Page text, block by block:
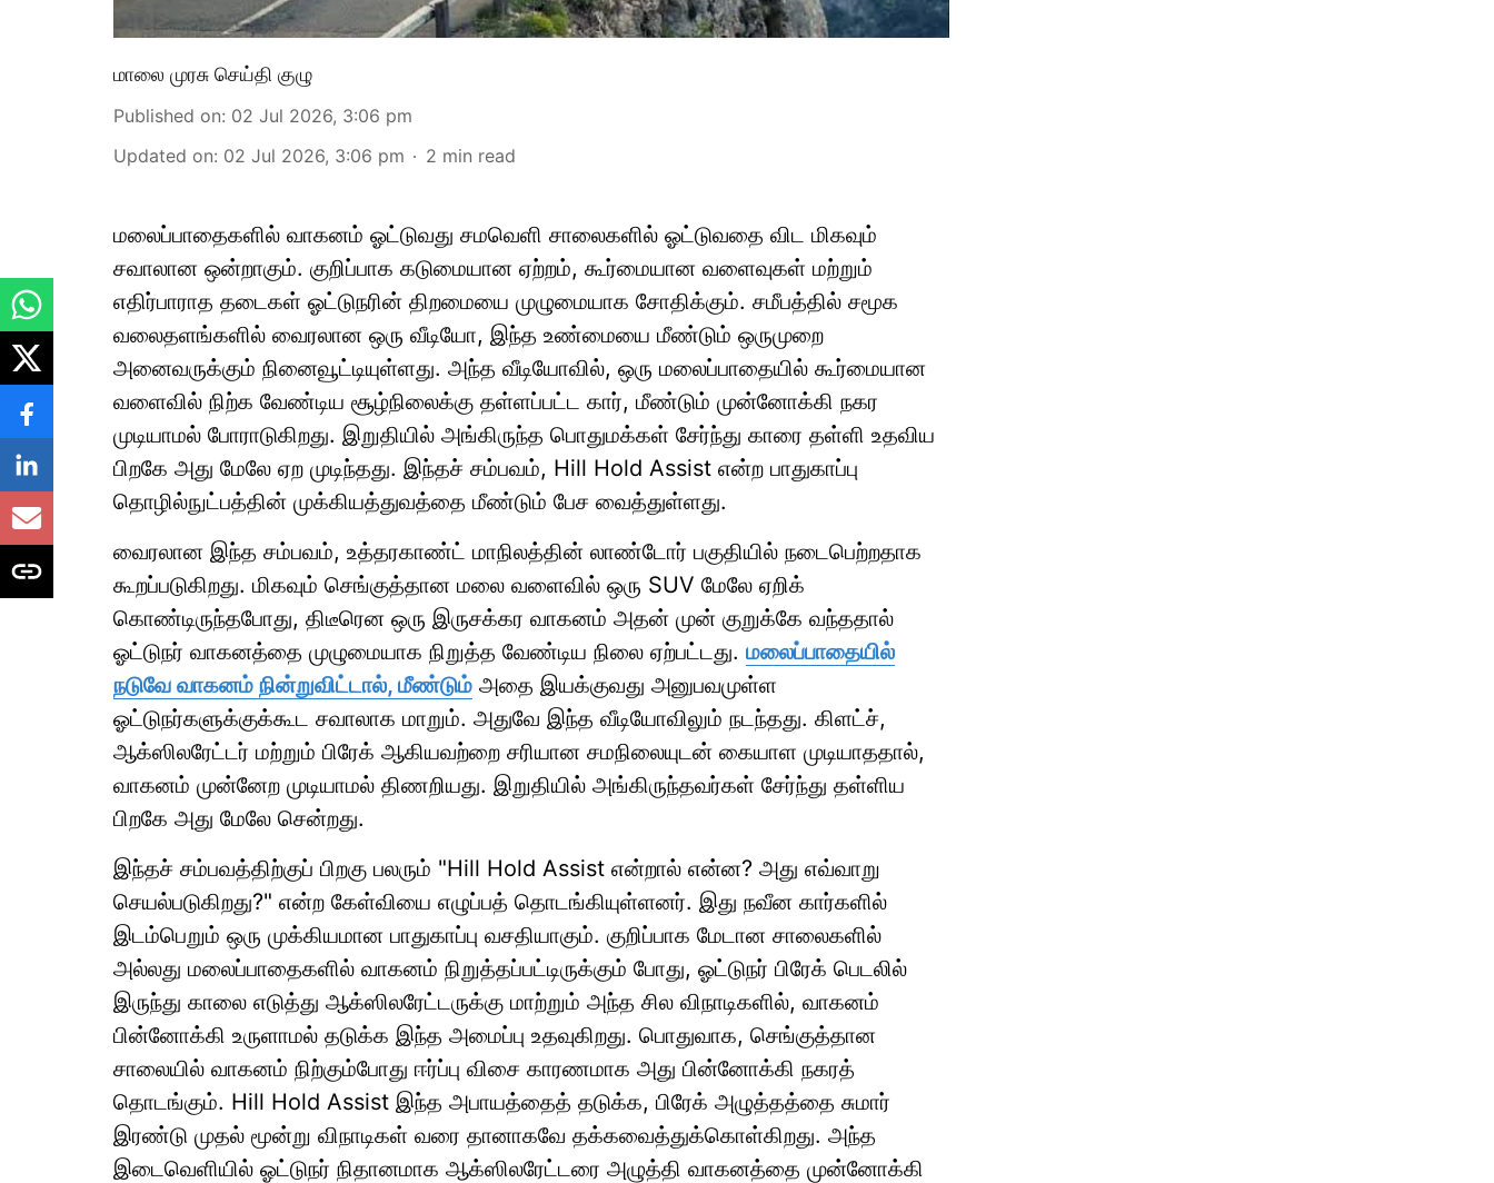
மாலை முரசு செய்தி குழு
Published on: 02 Jul 2026, 3:06 pm
Updated on: 02 Jul 2026, 3:06 pm 2 min read
மலைப்பாதைகளில் வாகனம் ஓட்டுவது சமவெளி சாலைகளில் ஓட்டுவதை விட மிகவும்
சவாலான ஒன்றாகும். குறிப்பாக கடுமையான ஏற்றம், கூர்மையான வளைவுகள் மற்றும்
எதிர்பாராத தடைகள் ஓட்டுநரின் திறமையை முழுமையாக சோதிக்கும். சமீபத்தில் சமூக
வலைதளங்களில் வைரலான ஒரு வீடியோ, இந்த உண்மையை மீண்டும் ஒருமுறை
அனைவருக்கும் நினைவூட்டியுள்ளது. அந்த வீடியோவில், ஒரு மலைப்பாதையில் கூர்மையான
வளைவில் நிற்க வேண்டிய சூழ்நிலைக்கு தள்ளப்பட்ட கார், மீண்டும் முன்னோக்கி நகர
முடியாமல் போராடுகிறது. இறுதியில் அங்கிருந்த பொதுமக்கள் சேர்ந்து காரை தள்ளி உதவிய
பிறகே அது மேலே ஏற முடிந்தது. இந்தச் சம்பவம், Hill Hold Assist என்ற பாதுகாப்பு
தொழில்நுட்பத்தின் முக்கியத்துவத்தை மீண்டும் பேச வைத்துள்ளது.
வைரலான இந்த சம்பவம், உத்தரகாண்ட் மாநிலத்தின் லாண்டோர் பகுதியில் நடைபெற்றதாக
கூறப்படுகிறது. மிகவும் செங்குத்தான மலை வளைவில் ஒரு SUV மேலே ஏறிக்
கொண்டிருந்தபோது, திடீரென ஒரு இருசக்கர வாகனம் அதன் முன் குறுக்கே வந்ததால்
ஓட்டுநர் வாகனத்தை முழுமையாக நிறுத்த வேண்டிய நிலை ஏற்பட்டது. மலைப்பாதையில்
நடுவே வாகனம் நின்றுவிட்டால், மீண்டும் அதை இயக்குவது அனுபவமுள்ள
ஓட்டுநர்களுக்குக்கூட சவாலாக மாறும். அதுவே இந்த வீடியோவிலும் நடந்தது. கிளட்ச்,
ஆக்ஸிலரேட்டர் மற்றும் பிரேக் ஆகியவற்றை சரியான சமநிலையுடன் கையாள முடியாததால்,
வாகனம் முன்னேற முடியாமல் திணறியது. இறுதியில் அங்கிருந்தவர்கள் சேர்ந்து தள்ளிய
பிறகே அது மேலே சென்றது.
இந்தச் சம்பவத்திற்குப் பிறகு பலரும் "Hill Hold Assist என்றால் என்ன? அது எவ்வாறு
செயல்படுகிறது?" என்ற கேள்வியை எழுப்பத் தொடங்கியுள்ளனர். இது நவீன கார்களில்
இடம்பெறும் ஒரு முக்கியமான பாதுகாப்பு வசதியாகும். குறிப்பாக மேடான சாலைகளில்
அல்லது மலைப்பாதைகளில் வாகனம் நிறுத்தப்பட்டிருக்கும் போது, ஓட்டுநர் பிரேக் பெடலில்
இருந்து காலை எடுத்து ஆக்ஸிலரேட்டருக்கு மாற்றும் அந்த சில விநாடிகளில், வாகனம்
பின்னோக்கி உருளாமல் தடுக்க இந்த அமைப்பு உதவுகிறது. பொதுவாக, செங்குத்தான
சாலையில் வாகனம் நிற்கும்போது ஈர்ப்பு விசை காரணமாக அது பின்னோக்கி நகரத்
தொடங்கும். Hill Hold Assist இந்த அபாயத்தைத் தடுக்க, பிரேக் அழுத்தத்தை சுமார்
இரண்டு முதல் மூன்று விநாடிகள் வரை தானாகவே தக்கவைத்துக்கொள்கிறது. அந்த
இடைவெளியில் ஓட்டுநர் நிதானமாக ஆக்ஸிலரேட்டரை அழுத்தி வாகனத்தை முன்னோக்கி